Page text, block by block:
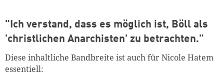
"Ich verstand, dass es möglich ist, Böll als
'christlichen Anarchisten' zu betrachten."
Diese inhaltliche Bandbreite ist auch für Nicole Hatem
essentiell: